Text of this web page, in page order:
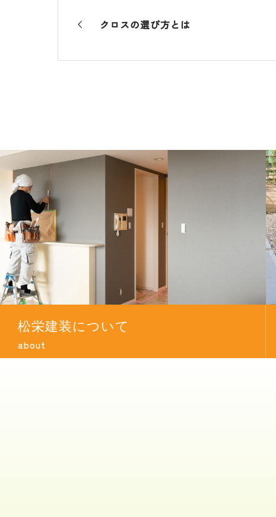
クロスの選び方とは
松栄建装について
about